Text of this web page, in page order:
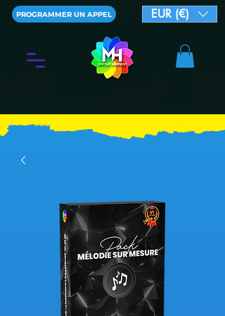
PROGRAMMER UN APPEL EUR (€)